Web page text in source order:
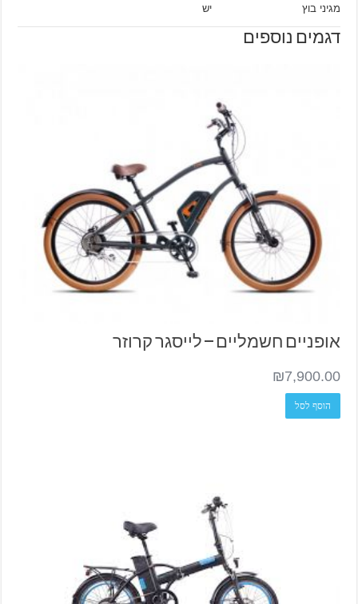
מגיני בוץ
יש
דגמים נוספים
אופניים חשמליים – לייסגר קרוזר
₪7,900.00
הוסף לסל